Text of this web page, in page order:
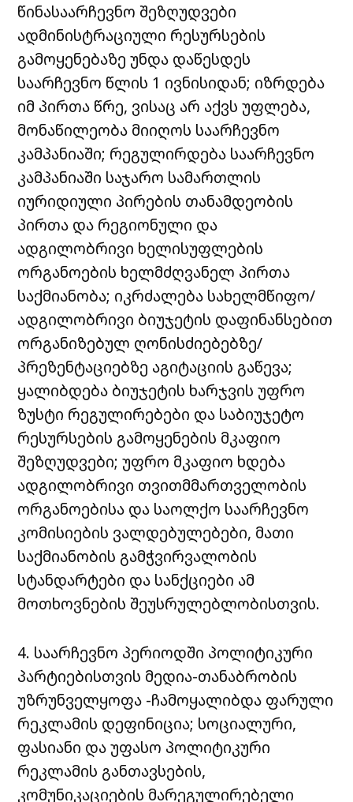
წინასაარჩევნო შეზღუდვები
ადმინისტრაციული რესურსების
გამოყენებაზე უნდა დაწესდეს
საარჩევნო წლის 1 ივნისიდან; იზრდება
იმ პირთა წრე, ვისაც არ აქვს უფლება,
მონაწილეობა მიიღოს საარჩევნო
კამპანიაში; რეგულირდება საარჩევნო
კამპანიაში საჯარო სამართლის
იურიდიული პირების თანამდეობის
პირთა და რეგიონული და
ადგილობრივი ხელისუფლების
ორგანოების ხელმძღვანელ პირთა
საქმიანობა; იკრძალება სახელმწიფო/
ადგილობრივი ბიუჯეტის დაფინანსებით
ორგანიზებულ ღონისძიებებზე/
პრეზენტაციებზე აგიტაციის გაწევა;
ყალიბდება ბიუჯეტის ხარჯვის უფრო
ზუსტი რეგულირებები და საბიუჯეტო
რესურსების გამოყენების მკაფიო
შეზღუდვები; უფრო მკაფიო ხდება
ადგილობრივი თვითმმართველობის
ორგანოებისა და საოლქო საარჩევნო
კომისიების ვალდებულებები, მათი
საქმიანობის გამჭვირვალობის
სტანდარტები და სანქციები ამ
მოთხოვნების შეუსრულებლობისთვის.
4. საარჩევნო პერიოდში პოლიტიკური
პარტიებისთვის მედია-თანაბრობის
უზრუნველყოფა -ჩამოყალიბდა ფარული
რეკლამის დეფინიცია; სოციალური,
ფასიანი და უფასო პოლიტიკური
რეკლამის განთავსების,
კომუნიკაციების მარეგულირებელი